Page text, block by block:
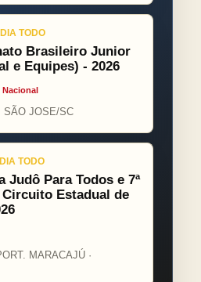
TODO
Brasileiro Junior
e Equipes) - 2026
SÃO JOSE/SC
TODO
Judô Para Todos e 7ª
Circuito Estadual de
MARACAJÚ ·